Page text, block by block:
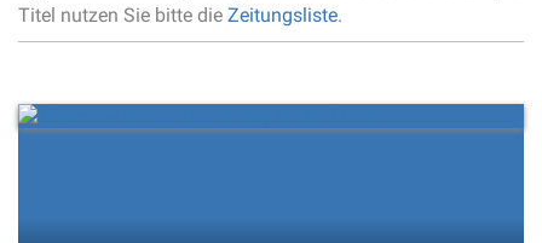
Titel nutzen Sie bitte die Zeitungsliste.